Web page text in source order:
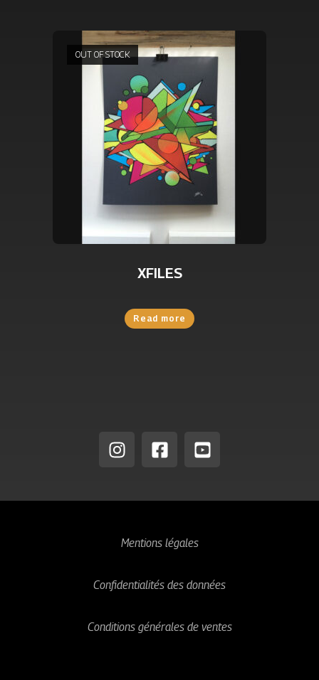
OUT OF STOCK
XFILES
Read more
Mentions légales
Confidentialités des données
Conditions générales de ventes